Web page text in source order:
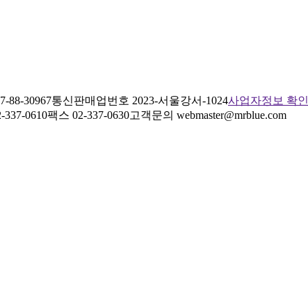
88-30967통신판매업번호 2023-서울강서-1024사업자정보 확인
337-0610팩스 02-337-0630고객문의 webmaster@mrblue.com